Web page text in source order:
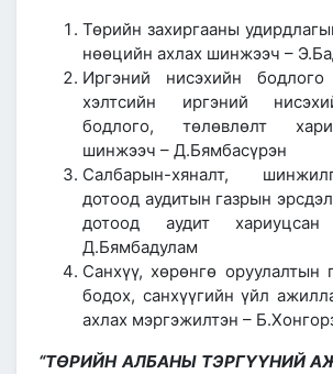
Төрийн захиргааны
нөөцийн ахлах шинжээч –
Иргэний нисэхийн бодлого
хэлтсийн иргэний
бодлого, төлөвлөлт
шинжээч – Д.Бямбасүрэн
Салбарын-хяналт,
дотоод аудитын газрын
дотоод аудит
Д.Бямбадулам
Санхүү, хөрөнгө оруулалтын
бодох, санхүүгийн үйл
ахлах мэргэжилтэн –
“ТӨРИЙН АЛБАНЫ ТЭРГҮҮНИЙ